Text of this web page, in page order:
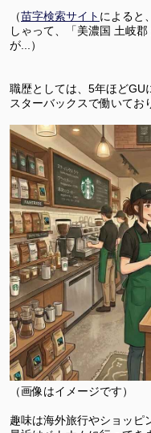
（苗字検索サイト によると
しゃって、「美濃国 土岐
が...）
職歴としては、5年ほどGU
スターバックスで働いてお
（画像はイメージです）
趣味は海外旅行やショッピ